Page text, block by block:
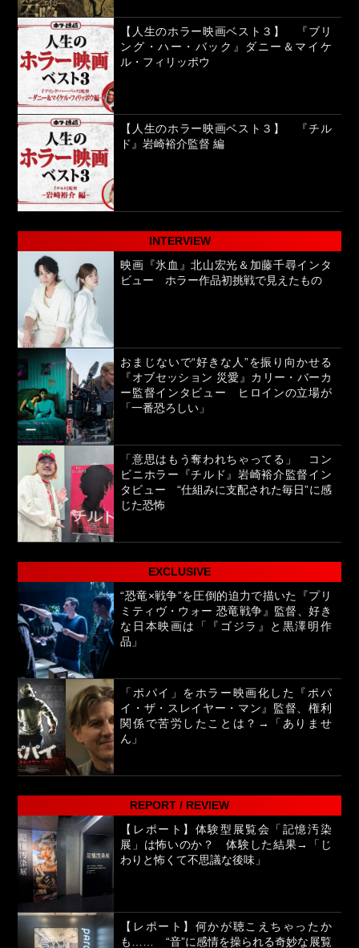
【人生のホラー映画ベスト３】 『ブリ
ング・ハー・バック』ダニー＆マイケ
ル・フィリッポウ
【人生のホラー映画ベスト３】 『チル
ド』岩崎裕介監督 編
INTERVIEW
映画『氷血』北山宏光＆加藤千尋インタ
ビュー ホラー作品初挑戦で見えたもの
おまじないで“好きな人”を振り向かせる
『オブセッション 災愛』カリー・バーカ
ー監督インタビュー ヒロインの立場が
「一番恐ろしい」
「意思はもう奪われちゃってる」 コン
ビニホラー『チルド』岩崎裕介監督イン
タビュー “仕組みに支配された毎日”に感
じた恐怖
EXCLUSIVE
“恐竜×戦争”を圧倒的迫力で描いた『プリ
ミティヴ・ウォー 恐竜戦争』監督、好き
な日本映画は「『ゴジラ』と黒澤明作
品」
「ポパイ」をホラー映画化した『ポパ
イ・ザ・スレイヤー・マン』監督、権利
関係で苦労したことは？→「ありませ
ん」
REPORT / REVIEW
【レポート】体験型展覧会「記憶汚染
展」は怖いのか？ 体験した結果→「じ
わりと怖くて不思議な後味」
【レポート】何かが聴こえちゃったか
も…… “音”に感情を操られる奇妙な展覧